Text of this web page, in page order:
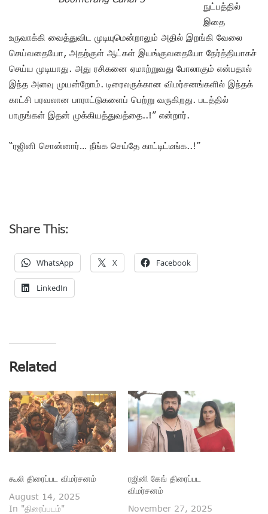
நுட்பத்தில்
இதை
உருவாக்கி வைத்துவிட முடியுமென்றாலும் அதில் இறங்கி வேலை
செய்வதையோ, அதற்குள் ஆட்கள் இயங்குவதையோ நேர்த்தியாகச்
செய்ய முடியாது. அது ரசிகனை ஏமாற்றுவது போலாகும் என்பதால்
இந்த அளவு முயன்றோம். டிரைலருக்கான விமர்சனங்களில் இந்தக்
காட்சி பரவலான பாராட்டுகளைப் பெற்று வருகிறது. படத்தில்
பாருங்கள் இதன் முக்கியத்துவத்தை..!” என்றார்.
“ரஜினி சொன்னார்… நீங்க செய்தே காட்டிட்டீங்க..!”
Share This:
WhatsApp X Facebook
LinkedIn
Related
கூலி திரைப்பட விமர்சனம்
August 14, 2025
In "திரைப்படம்"
ரஜினி கேங் திரைப்பட
விமர்சனம்
November 27, 2025